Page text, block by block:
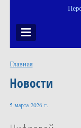
Главная
Новости
5 марта 2026 г.